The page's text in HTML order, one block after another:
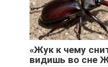
«Жук к чему
видишь во сне